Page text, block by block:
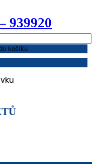
939920
košíku